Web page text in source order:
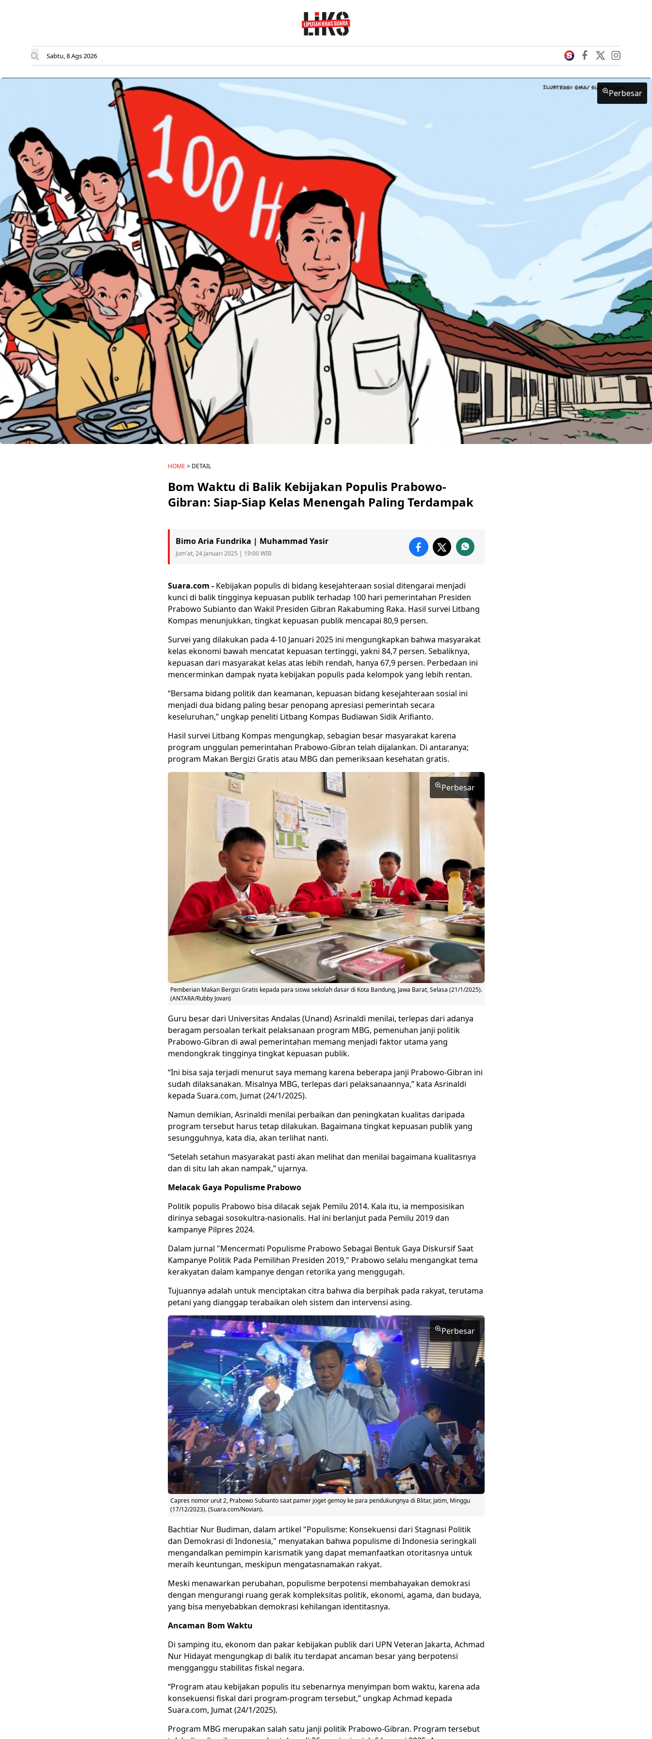
Sabtu, 8 Ags 2026
Perbesar
HOME > DETAIL
Bom Waktu di Balik Kebijakan Populis Prabowo-
Gibran: Siap-Siap Kelas Menengah Paling Terdampak
Bimo Aria Fundrika | Muhammad Yasir
Jum'at, 24 Januari 2025 | 19:00 WIB
Suara.com - Kebijakan populis di bidang kesejahteraan sosial ditengarai menjadi
kunci di balik tingginya kepuasan publik terhadap 100 hari pemerintahan Presiden
Prabowo Subianto dan Wakil Presiden Gibran Rakabuming Raka. Hasil survei Litbang
Kompas menunjukkan, tingkat kepuasan publik mencapai 80,9 persen.
Survei yang dilakukan pada 4-10 Januari 2025 ini mengungkapkan bahwa masyarakat
kelas ekonomi bawah mencatat kepuasan tertinggi, yakni 84,7 persen. Sebaliknya,
kepuasan dari masyarakat kelas atas lebih rendah, hanya 67,9 persen. Perbedaan ini
mencerminkan dampak nyata kebijakan populis pada kelompok yang lebih rentan.
“Bersama bidang politik dan keamanan, kepuasan bidang kesejahteraan sosial ini
menjadi dua bidang paling besar penopang apresiasi pemerintah secara
keseluruhan,” ungkap peneliti Litbang Kompas Budiawan Sidik Arifianto.
Hasil survei Litbang Kompas mengungkap, sebagian besar masyarakat karena
program unggulan pemerintahan Prabowo-Gibran telah dijalankan. Di antaranya;
program Makan Bergizi Gratis atau MBG dan pemeriksaan kesehatan gratis.
Perbesar
Pemberian Makan Bergizi Gratis kepada para siswa sekolah dasar di Kota Bandung, Jawa Barat, Selasa (21/1/2025).
(ANTARA/Rubby Jovan)
Guru besar dari Universitas Andalas (Unand) Asrinaldi menilai, terlepas dari adanya
beragam persoalan terkait pelaksanaan program MBG, pemenuhan janji politik
Prabowo-Gibran di awal pemerintahan memang menjadi faktor utama yang
mendongkrak tingginya tingkat kepuasan publik.
“Ini bisa saja terjadi menurut saya memang karena beberapa janji Prabowo-Gibran ini
sudah dilaksanakan. Misalnya MBG, terlepas dari pelaksanaannya,” kata Asrinaldi
kepada Suara.com, Jumat (24/1/2025).
Namun demikian, Asrinaldi menilai perbaikan dan peningkatan kualitas daripada
program tersebut harus tetap dilakukan. Bagaimana tingkat kepuasan publik yang
sesungguhnya, kata dia, akan terlihat nanti.
“Setelah setahun masyarakat pasti akan melihat dan menilai bagaimana kualitasnya
dan di situ lah akan nampak,” ujarnya.
Melacak Gaya Populisme Prabowo
Politik populis Prabowo bisa dilacak sejak Pemilu 2014. Kala itu, ia memposisikan
dirinya sebagai sosokultra-nasionalis. Hal ini berlanjut pada Pemilu 2019 dan
kampanye Pilpres 2024.
Dalam jurnal "Mencermati Populisme Prabowo Sebagai Bentuk Gaya Diskursif Saat
Kampanye Politik Pada Pemilihan Presiden 2019," Prabowo selalu mengangkat tema
kerakyatan dalam kampanye dengan retorika yang menggugah.
Tujuannya adalah untuk menciptakan citra bahwa dia berpihak pada rakyat, terutama
petani yang dianggap terabaikan oleh sistem dan intervensi asing.
Perbesar
Capres nomor urut 2, Prabowo Subianto saat pamer joget gemoy ke para pendukungnya di Blitar, Jatim, Minggu
(17/12/2023). (Suara.com/Novian).
Bachtiar Nur Budiman, dalam artikel "Populisme: Konsekuensi dari Stagnasi Politik
dan Demokrasi di Indonesia," menyatakan bahwa populisme di Indonesia seringkali
mengandalkan pemimpin karismatik yang dapat memanfaatkan otoritasnya untuk
meraih keuntungan, meskipun mengatasnamakan rakyat.
Meski menawarkan perubahan, populisme berpotensi membahayakan demokrasi
dengan mengurangi ruang gerak kompleksitas politik, ekonomi, agama, dan budaya,
yang bisa menyebabkan demokrasi kehilangan identitasnya.
Ancaman Bom Waktu
Di samping itu, ekonom dan pakar kebijakan publik dari UPN Veteran Jakarta, Achmad
Nur Hidayat mengungkap di balik itu terdapat ancaman besar yang berpotensi
mengganggu stabilitas fiskal negara.
“Program atau kebijakan populis itu sebenarnya menyimpan bom waktu, karena ada
konsekuensi fiskal dari program-program tersebut,” ungkap Achmad kepada
Suara.com, Jumat (24/1/2025).
Program MBG merupakan salah satu janji politik Prabowo-Gibran. Program tersebut
Perbesar